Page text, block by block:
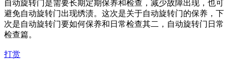
自动旋转门是需要长期定期保养和检查，减少故障出现，也可
避免自动旋转门出现绣渍。这次是关于自动旋转门的保养，下
次是自动旋转门要如何保养和日常检查其二，自动旋转门日常
检查篇。
打赏